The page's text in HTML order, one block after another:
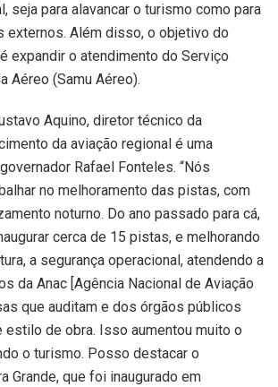
seja para alavancar o turismo como para
externos. Além disso, o objetivo do
expandir o atendimento do Serviço
Aéreo (Samu Aéreo).
Aquino, diretor técnico da
da aviação regional é uma
Rafael Fonteles. “Nós
no melhoramento das pistas, com
noturno. Do ano passado para cá,
cerca de 15 pistas, e melhorando
a segurança operacional, atendendo a
da Anac [Agência Nacional de Aviação
que auditam e dos órgãos públicos
estilo de obra. Isso aumentou muito o
o turismo. Posso destacar o
Grande, que foi inaugurado em